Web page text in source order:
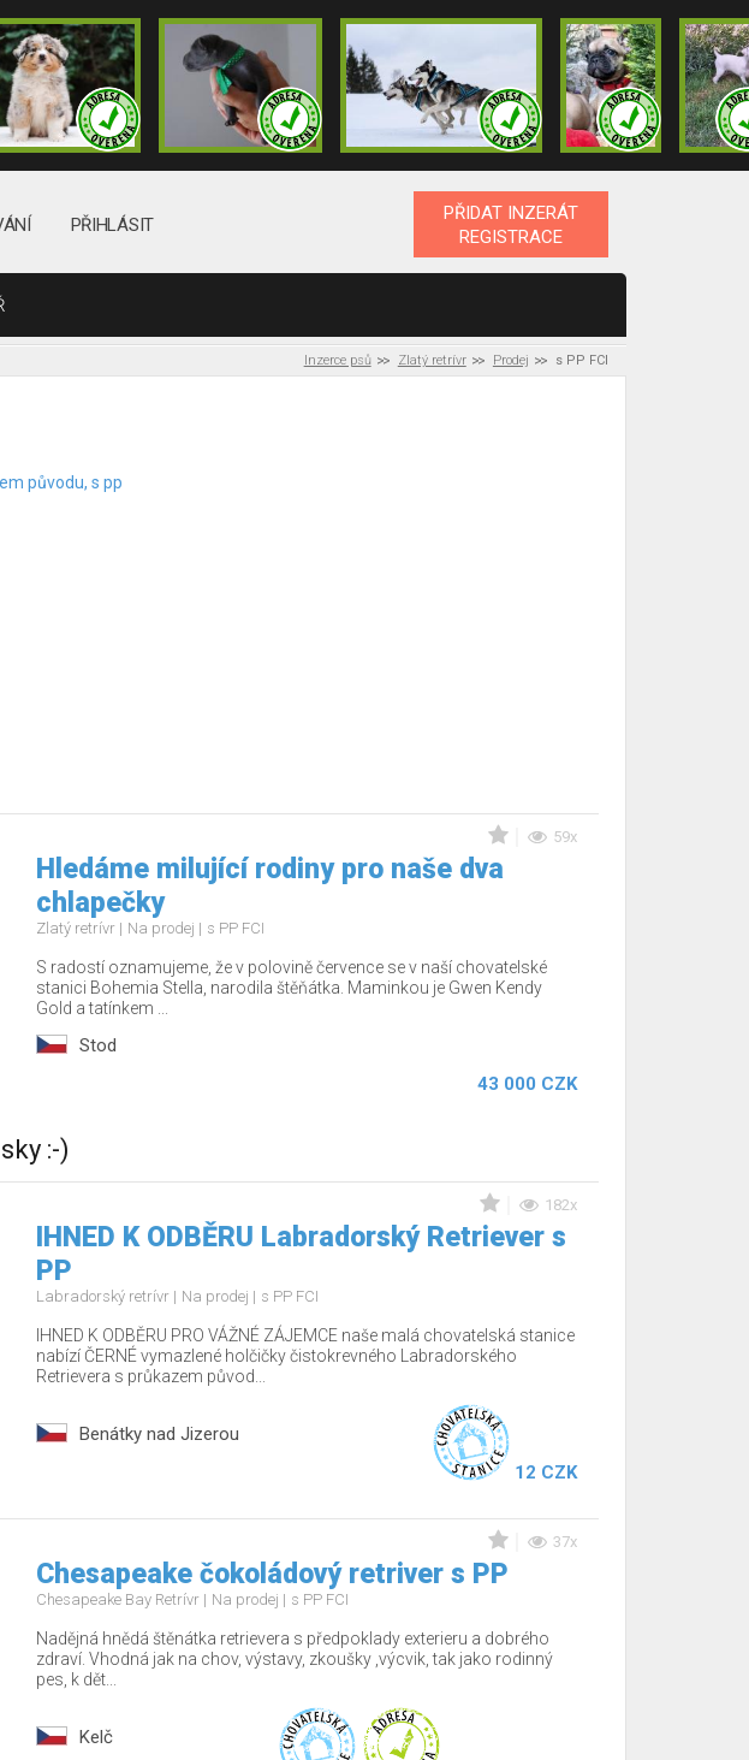
PŘIHLÁSIT
PŘIDAT INZERÁT
REGISTRACE
Inzerce psů Zlatý retrívr Prodej s PP FCI
původu, s pp
59x
Hledáme milující rodiny pro naše dva
chlapečky
Zlatý retrívr Na prodej s PP FCI
S radostí oznamujeme, že v polovině července se v naší chovatelské
stanici Bohemia Stella, narodila štěňátka. Maminkou je Gwen Kendy
Gold a tatínkem ...
Stod
43 000 CZK
:-)
182x
IHNED K ODBĚRU Labradorský Retriever s
PP
Labradorský retrívr Na prodej s PP FCI
IHNED K ODBĚRU PRO VÁŽNÉ ZÁJEMCE naše malá chovatelská stanice
nabízí ČERNÉ vymazlené holčičky čistokrevného Labradorského
Retrievera s průkazem původ...
Benátky nad Jizerou
12 CZK
37x
Chesapeake čokoládový retriver s PP
Chesapeake Bay Retrívr Na prodej s PP FCI
Nadějná hnědá štěnátka retrievera s předpoklady exterieru a dobrého
zdraví. Vhodná jak na chov, výstavy, zkoušky ,výcvik, tak jako rodinný
pes, k dět...
Kelč